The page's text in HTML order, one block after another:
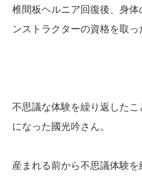
椎間板ヘルニア回復後、身
ンストラクターの資格を取っ
不思議な体験を繰り返した
になった國光吟さん。
産まれる前から不思議体験を